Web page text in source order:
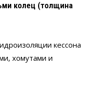
колец (толщина
кессона
хомутами и